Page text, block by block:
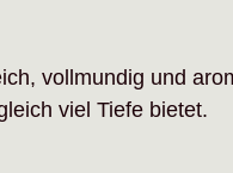
vollmundig und
viel Tiefe bietet.